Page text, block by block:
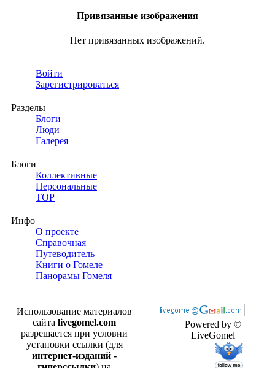
Привязанные изображения
Нет привязанных изображений.
Войти
Зарегистрироваться
Разделы
Блоги
Люди
Галерея
Блоги
Коллективные
Персональные
TOP
Инфо
О проекте
Справочная
Путеводитель
Книги о Гомеле
Панорамы Гомеля
Powered by ©
LiveGomel
Использование материалов
сайта livegomel.com
разрешается при условии
установки ссылки (для
интернет-изданий -